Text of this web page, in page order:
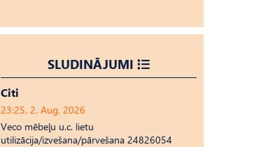
SLUDINĀJUMI
Citi
23:25, 2. Aug, 2026
Veco mēbeļu u.c. lietu
utilizācija/izvešana/pārvešana 24826054